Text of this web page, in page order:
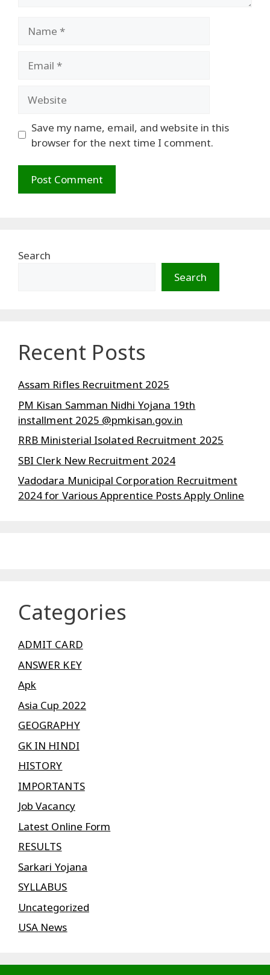
Save my name, email, and website in this
browser for the next time I comment.
Search
Search
Recent Posts
Assam Rifles Recruitment 2025
PM Kisan Samman Nidhi Yojana 19th
installment 2025 @pmkisan.gov.in
RRB Ministerial Isolated Recruitment 2025
SBI Clerk New Recruitment 2024
Vadodara Municipal Corporation Recruitment
2024 for Various Apprentice Posts Apply Online
Categories
ADMIT CARD
ANSWER KEY
Apk
Asia Cup 2022
GEOGRAPHY
GK IN HINDI
HISTORY
IMPORTANTS
Job Vacancy
Latest Online Form
RESULTS
Sarkari Yojana
SYLLABUS
Uncategorized
USA News